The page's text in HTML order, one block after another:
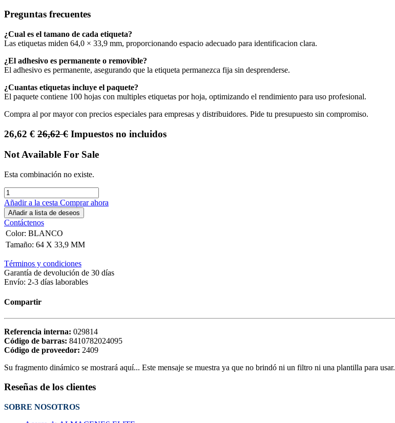
Preguntas frecuentes
¿Cual es el tamano de cada etiqueta?
Las etiquetas miden 64,0 × 33,9 mm, proporcionando espacio adecuado para identificacion clara.
¿El adhesivo es permanente o removible?
El adhesivo es permanente, asegurando que la etiqueta permanezca fija sin desprenderse.
¿Cuantas etiquetas incluye el paquete?
El paquete contiene 100 hojas con multiples etiquetas por hoja, optimizando el rendimiento para uso profesional.
Compra al por mayor con precios especiales para empresas y distribuidores. Pide tu presupuesto sin compromiso.
26,62 € 26,62€ Impuestos no incluidos
Not Available For Sale
Esta combinación no existe.
Añadir a la cesta Comprar ahora
Añadir a lista de deseos
Contáctenos
Color: BLANCO
Tamaño: 64 X 33,9 MM
Términos y condiciones
Garantía de devolución de 30 días
Envío: 2-3 días laborables
Compartir
Referencia interna: 029814
Código de barras: 8410782024095
Código de proveedor: 2409
Su fragmento dinámico se mostrará aquí... Este mensaje se muestra ya que no brindó ni un filtro ni una plantilla para usar.
Reseñas de los clientes
SOBRE NOSOTROS